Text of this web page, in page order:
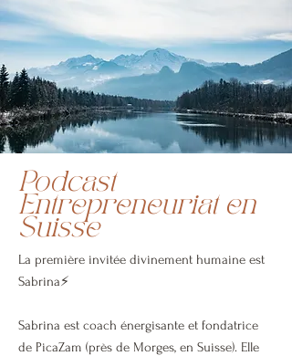
Podcast
Entrepreneuriat en
Suisse
La première invitée divinement humaine est
Sabrina⚡
Sabrina est coach énergisante et fondatrice
de PicaZam (près de Morges, en Suisse). Elle